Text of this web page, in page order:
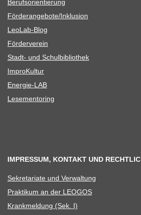
Berufs­ori­en­tie­rung
Förderangebote/​​Inklusion
Leo­Lab-Blog
För­der­ver­ein
Stadt- und Schulbibliothek
Impro­Kul­tur
Ener­­gie-LAB
Lese­men­to­ring
IMPRESSUM, KONTAKT UND
Sekre­ta­riate und Verwaltung
Prak­ti­kum an der LEOGOS
Krank­mel­dung (Sek. I)